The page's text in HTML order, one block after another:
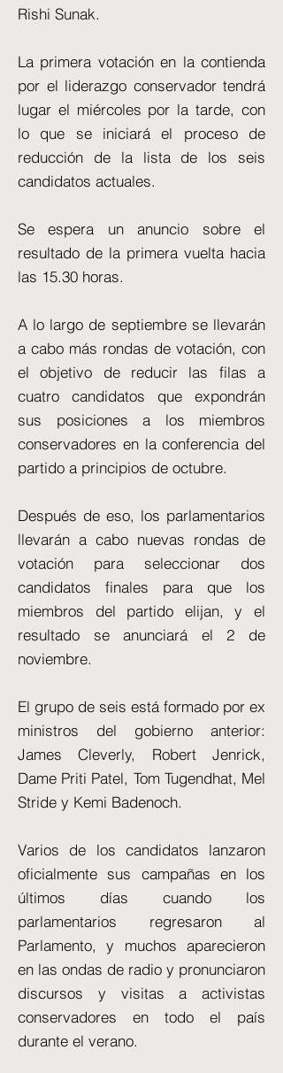
Rishi Sunak.
La primera votación en la contienda
por el liderazgo conservador tendrá
lugar el miércoles por la tarde, con
lo que se iniciará el proceso de
reducción de la lista de los seis
candidatos actuales.
Se espera un anuncio sobre el
resultado de la primera vuelta hacia
las 15.30 horas.
A lo largo de septiembre se llevarán
a cabo más rondas de votación, con
el objetivo de reducir las filas a
cuatro candidatos que expondrán
sus posiciones a los miembros
conservadores en la conferencia del
partido a principios de octubre.
Después de eso, los parlamentarios
llevarán a cabo nuevas rondas de
votación para seleccionar dos
candidatos finales para que los
miembros del partido elijan, y el
resultado se anunciará el 2 de
noviembre.
El grupo de seis está formado por ex
ministros del gobierno anterior:
James Cleverly, Robert Jenrick,
Dame Priti Patel, Tom Tugendhat, Mel
Stride y Kemi Badenoch.
Varios de los candidatos lanzaron
oficialmente sus campañas en los
últimos días cuando los
parlamentarios regresaron al
Parlamento, y muchos aparecieron
en las ondas de radio y pronunciaron
discursos y visitas a activistas
conservadores en todo el país
durante el verano.